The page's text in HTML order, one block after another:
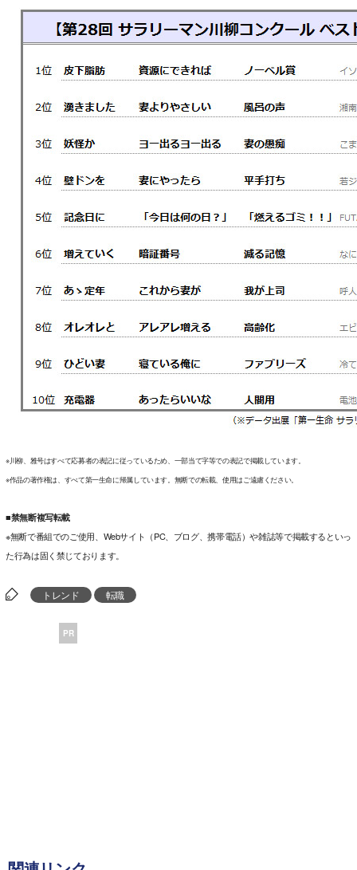
※川柳、雅号はすべて応募者の表記に従っているため、一部当て字等での表記で掲載しています。
※作品の著作権は、すべて第一生命に帰属しています。無断での転載、使用はご遠慮ください。
■禁無断複写転載
※無断で番組でのご使用、Webサイト（PC、ブログ、携帯電話）や雑誌等で掲載するといっ
た行為は固く禁じております。
トレンド 転職
PR